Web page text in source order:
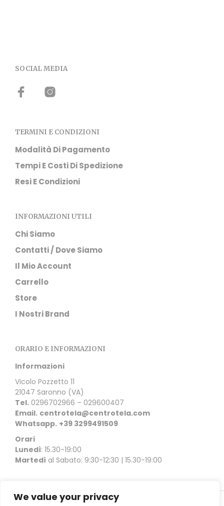
We value your privacy
SOCIAL MEDIA
TERMINI E CONDIZIONI
Modalità Di Pagamento
Tempi E Costi Di Spedizione
Resi E Condizioni
INFORMAZIONI UTILI
Chi Siamo
Contatti / Dove Siamo
Il Mio Account
Carrello
Store
I Nostri Brand
ORARIO E INFORMAZIONI
Informazioni
Vicolo Pozzetto 11
21047 Saronno (VA)
Tel. 0296702966 – 029600407
Email. centrotela@centrotela.com
Whatsapp. +39 3299491509
Orari
Lunedì: 15.30-19:00
Martedì al Sabato: 9:30-12:30 | 15.30-19:00